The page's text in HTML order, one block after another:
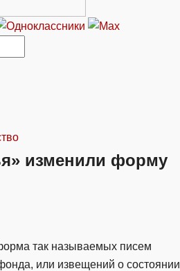
изменили форму
так называемых писем
или извещений о состоянии